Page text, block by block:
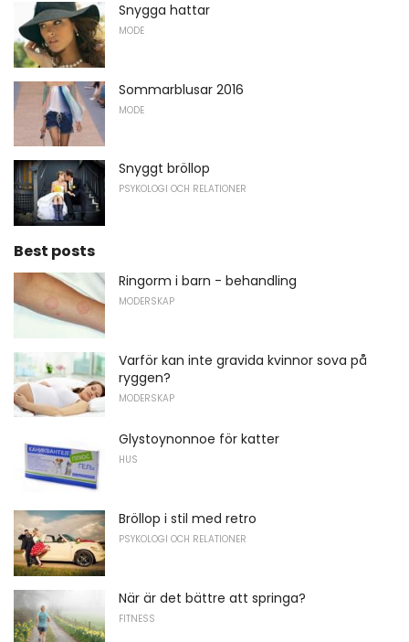
Snygga hattar
MODE
Sommarblusar 2016
MODE
Snyggt bröllop
PSYKOLOGI OCH RELATIONER
Best posts
Ringorm i barn - behandling
MODERSKAP
Varför kan inte gravida kvinnor sova på
ryggen?
MODERSKAP
Glystoynonnoe för katter
HUS
Bröllop i stil med retro
PSYKOLOGI OCH RELATIONER
När är det bättre att springa?
FITNESS